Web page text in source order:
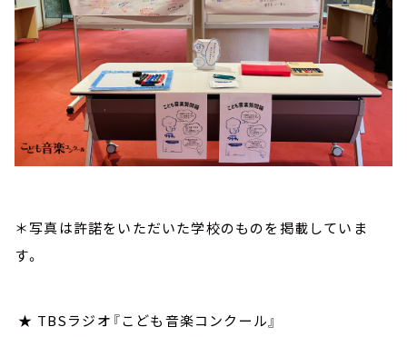
＊写真は許諾をいただいた学校のものを掲載していま
す。
★ TBSラジオ『こども音楽コンクール』